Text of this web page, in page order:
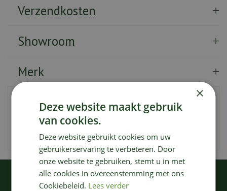
Verzendkosten
Showroom
Merk
Artikelnummer
128430
EAN code
KIJK OOK EENS NAAR:
×
Deze website maakt gebruik
van cookies.
Deze website gebruikt cookies om uw
gebruikerservaring te verbeteren. Door
onze website te gebruiken, stemt u in met
alle cookies in overeenstemming met ons
Cookiebeleid. Lees verder